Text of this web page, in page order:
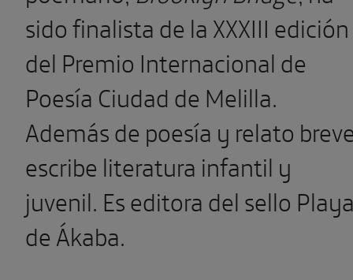
sido finalista de la XXXIII edición
del Premio Internacional de
Poesía Ciudad de Melilla.
Además de poesía y relato
escribe literatura infantil y
juvenil. Es editora del sello
de Ákaba.